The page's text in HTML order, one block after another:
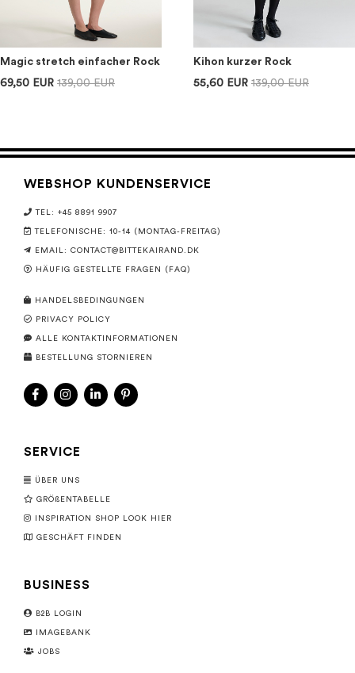
Magic stretch einfacher Rock
69,50 EUR 139,00 EUR
Kihon kurzer Rock
55,60 EUR 139,00 EUR
WEBSHOP KUNDENSERVICE
TEL: +45 8891 9907
TELEFONISCHE: 10-14 (MONTAG-FREITAG)
EMAIL: CONTACT@BITTEKAIRAND.DK
HÄUFIG GESTELLTE FRAGEN (FAQ)
HANDELSBEDINGUNGEN
PRIVACY POLICY
ALLE KONTAKTINFORMATIONEN
BESTELLUNG STORNIEREN
SERVICE
ÜBER UNS
GRÖßENTABELLE
INSPIRATION SHOP LOOK HIER
GESCHÄFT FINDEN
BUSINESS
B2B LOGIN
IMAGEBANK
JOBS